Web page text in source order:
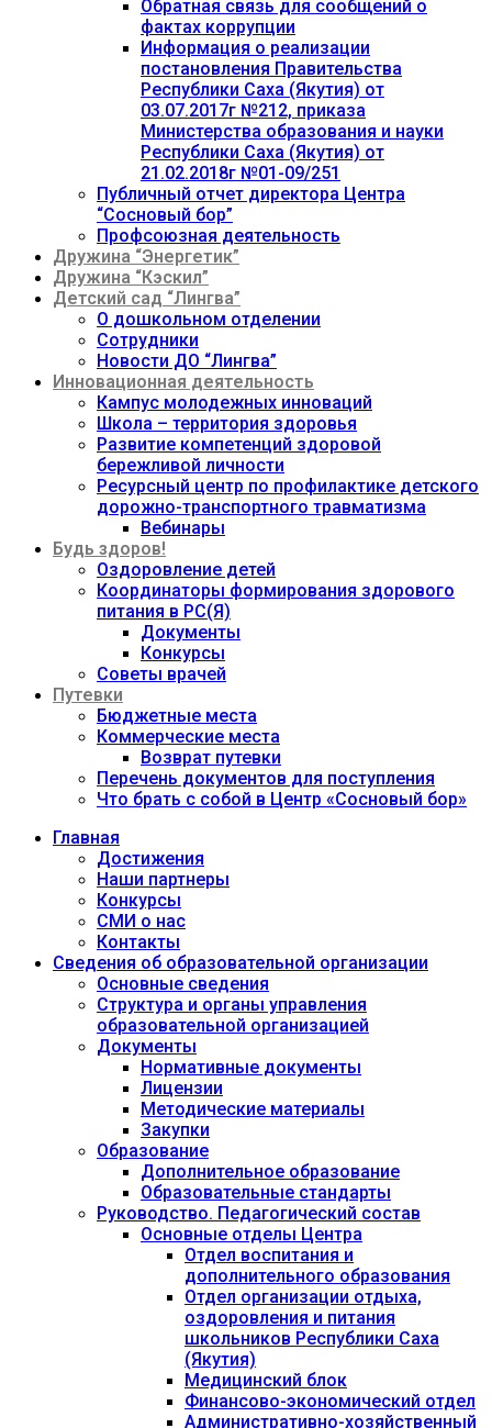
Обратная связь для сообщений о
фактах коррупции
Информация о реализации
постановления Правительства
Республики Саха (Якутия) от
03.07.2017г №212, приказа
Министерства образования и науки
Республики Саха (Якутия) от
21.02.2018г №01-09/251
Публичный отчет директора Центра
“Сосновый бор”
Профсоюзная деятельность
Дружина “Энергетик”
Дружина “Кэскил”
Детский сад “Лингва”
О дошкольном отделении
Сотрудники
Новости ДО “Лингва”
Инновационная деятельность
Кампус молодежных инноваций
Школа – территория здоровья
Развитие компетенций здоровой
бережливой личности
Ресурсный центр по профилактике детского
дорожно-транспортного травматизма
Вебинары
Будь здоров!
Оздоровление детей
Координаторы формирования здорового
питания в РС(Я)
Документы
Конкурсы
Советы врачей
Путевки
Бюджетные места
Коммерческие места
Возврат путевки
Перечень документов для поступления
Что брать с собой в Центр «Сосновый бор»
Главная
Достижения
Наши партнеры
Конкурсы
СМИ о нас
Контакты
Сведения об образовательной организации
Основные сведения
Структура и органы управления
образовательной организацией
Документы
Нормативные документы
Лицензии
Методические материалы
Закупки
Образование
Дополнительное образование
Образовательные стандарты
Руководство. Педагогический состав
Основные отделы Центра
Отдел воспитания и
дополнительного образования
Отдел организации отдыха,
оздоровления и питания
школьников Республики Саха
(Якутия)
Медицинский блок
Финансово-экономический отдел
Административно-хозяйственный